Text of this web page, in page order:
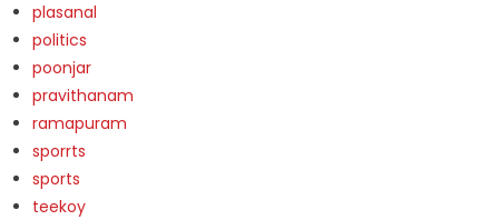
plasanal
politics
poonjar
pravithanam
ramapuram
sporrts
sports
teekoy